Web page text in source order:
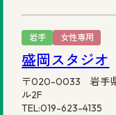
岩手 女性専用
盛岡スタジオ
〒020-0033 岩手県
ル2F
TEL:019-623-4135